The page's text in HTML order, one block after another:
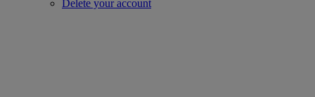
Delete your account